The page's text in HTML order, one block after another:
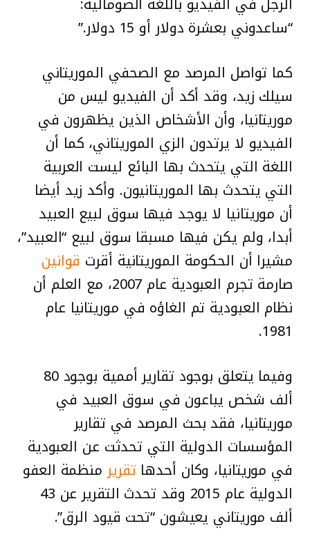
“ساعدوني بعشرة دولار أو 15 دولار.”
كما تواصل المرصد مع الصحفي الموريتاني
سيلك زيد، وقد أكد أن الفيديو ليس من
موريتانيا، وأن الأشخاص الذين يظهرون في
الفيديو لا يرتدون الزي الموريتاني، كما أن
اللغة التي يتحدث بها البائع ليست العربية
التي يتحدث بها الموريتانيون. وأكد زيد أيضا
أن موريتانيا لا يوجد فيها سوق لبيع العبيد
أبدا، ولم يكن فيها مسبقا سوق لبيع “العبيد”،
مشيرا أن الحكومة الموريتانية أقرت قوانين
صارمة تجرم العبودية عام 2007، مع العلم أن
نظام العبودية تم الغاؤه في موريتانيا عام
1981.
وفيما يتعلق بوجود تقارير أممية بوجود 80
ألف شخص يباعون في سوق العبيد في
موريتانيا، فقد بحث المرصد في تقارير
المؤسسات الدولية التي تحدثت عن العبودية
في موريتانيا، وكان أحدها تقريرمنظمة العفو
الدولية عام 2015 وقد تحدث التقرير عن 43
ألف موريتاني يعيشون “تحت قيود الرق”.